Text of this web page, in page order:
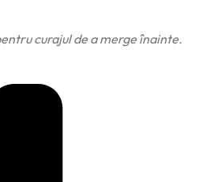
curajul de a merge înainte.